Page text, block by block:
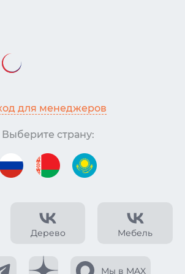
Дерево Мебель
Мы в MAX
для менеджеров
Выберите страну: